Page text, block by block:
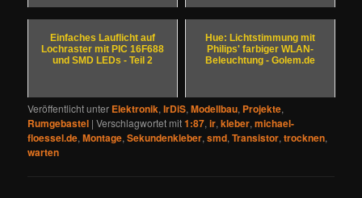
Einfaches Lauflicht auf
Lochraster mit PIC 16F688
und SMD LEDs - Teil 2
Hue: Lichtstimmung mit
Philips' farbiger WLAN-
Beleuchtung - Golem.de
Veröffentlicht unter Elektronik,IrDiS,Modellbau, Projekte,
Rumgebastel |Verschlagwortet mit1:87,ir,kleber,michael-
floessel.de,Montage,Sekundenkleber,smd,Transistor,trocknen,
warten